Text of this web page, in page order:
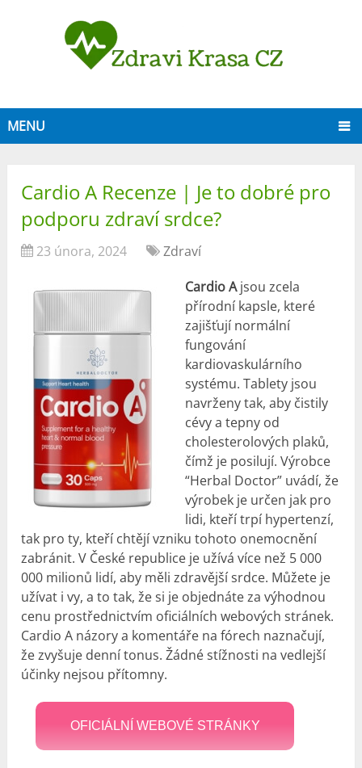
MENU
Cardio A Recenze | Je to dobré pro
podporu zdraví srdce?
23 února, 2024
Zdraví
Cardio Ajsou zcela
přírodní kapsle, které
zajišťují normální
fungování
kardiovaskulárního
systému. Tablety jsou
navrženy tak, aby čistily
cévy a tepny od
cholesterolových plaků,
čímž je posilují. Výrobce
“Herbal Doctor” uvádí, že
výrobek je určen jak pro
lidi, kteří trpí hypertenzí,
tak pro ty, kteří chtějí vzniku tohoto onemocnění
zabránit. V České republice je užívá více než 5 000
000 milionů lidí, aby měli zdravější srdce. Můžete je
užívat i vy, a to tak, že si je objednáte za výhodnou
cenu prostřednictvím oficiálních webových stránek.
Cardio A názory a komentáře na fórech naznačují,
že zvyšuje denní tonus. Žádné stížnosti na vedlejší
účinky nejsou přítomny.
OFICIÁLNÍ WEBOVÉ STRÁNKY